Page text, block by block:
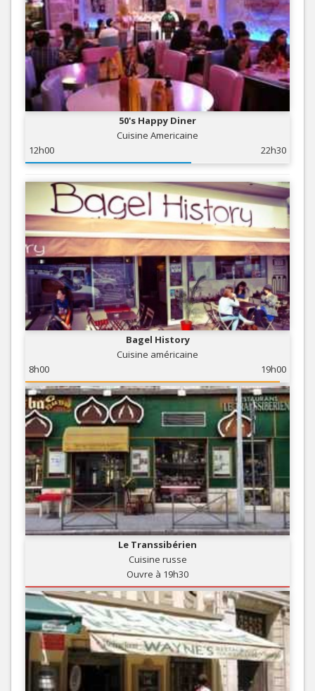
50's Happy Diner
Cuisine Americaine
12h00
22h30
Bagel History
Cuisine américaine
8h00
19h00
Le Transsibérien
Cuisine russe
Ouvre à 19h30